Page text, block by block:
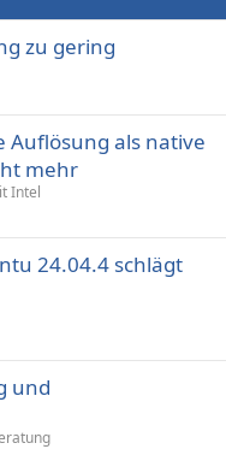
zu gering
Auflösung als native
mehr
Intel
24.04.4 schlägt
und